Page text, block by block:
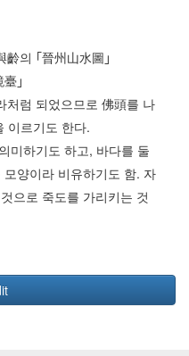
齡의 ｢晉州山水圖｣
｣
처럼 되었으므로 佛頭를 나
이르기도 한다.
미하기도 하고, 바다를 둘
양이라 비유하기도 함. 자
으로 죽도를 가리키는 것